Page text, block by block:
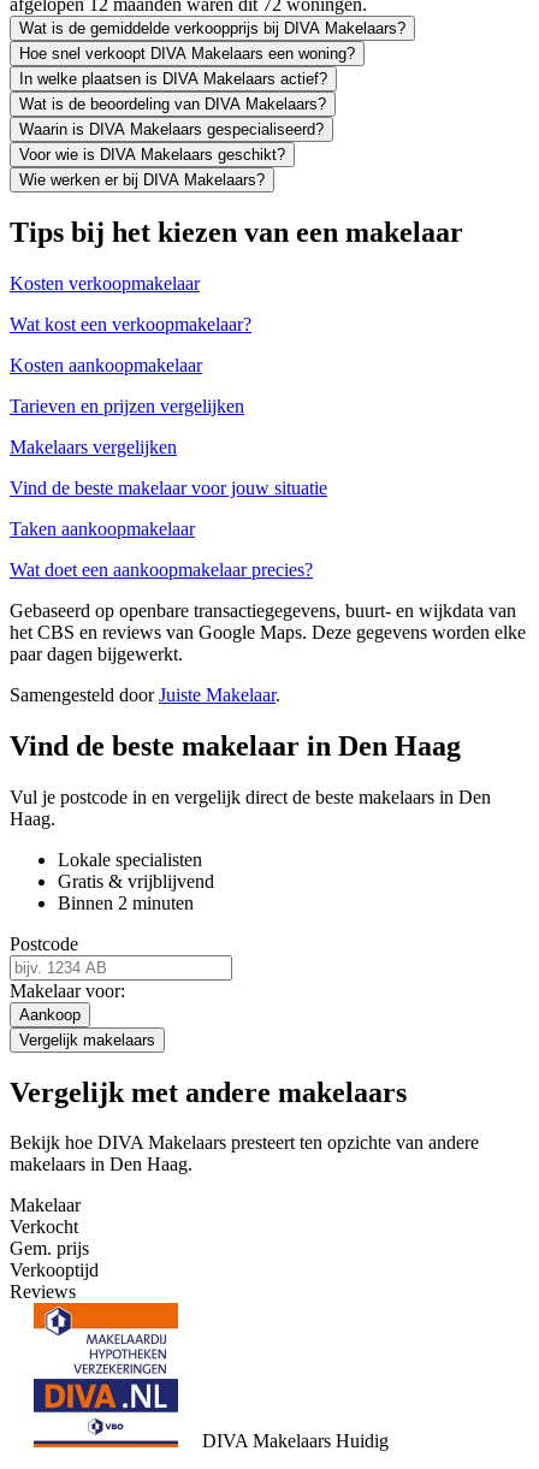
afgelopen 12 maanden waren dit 72 woningen.
Wat is de gemiddelde verkoopprijs bij DIVA Makelaars?
Hoe snel verkoopt DIVA Makelaars een woning?
In welke plaatsen is DIVA Makelaars actief?
Wat is de beoordeling van DIVA Makelaars?
Waarin is DIVA Makelaars gespecialiseerd?
Voor wie is DIVA Makelaars geschikt?
Wie werken er bij DIVA Makelaars?
Tips bij het kiezen van een makelaar
Kosten verkoopmakelaar
Wat kost een verkoopmakelaar?
Kosten aankoopmakelaar
Tarieven en prijzen vergelijken
Makelaars vergelijken
Vind de beste makelaar voor jouw situatie
Taken aankoopmakelaar
Wat doet een aankoopmakelaar precies?
Gebaseerd op openbare transactiegegevens, buurt- en wijkdata van
het CBS en reviews van Google Maps. Deze gegevens worden elke
paar dagen bijgewerkt.
Samengesteld doorJuiste Makelaar.
Vind de beste makelaar in Den Haag
Vul je postcode in en vergelijk direct de beste makelaars in Den
Haag.
Lokale specialisten
Gratis & vrijblijvend
Binnen 2 minuten
Postcode
Makelaar voor:
Aankoop
Vergelijk makelaars
Vergelijk met andere makelaars
Bekijk hoe DIVA Makelaars presteert ten opzichte van andere
makelaars in Den Haag.
Makelaar
Verkocht
Gem. prijs
Verkooptijd
Reviews
DIVA Makelaars Huidig